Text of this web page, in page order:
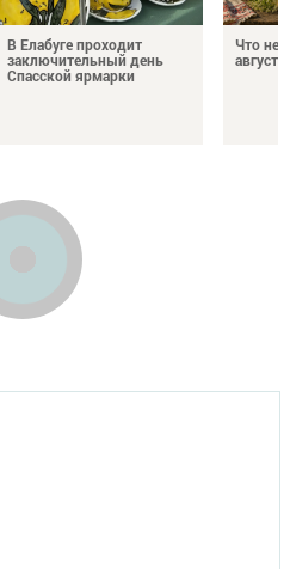
В Елабуге проходит
заключительный день
Спасской ярмарки
Что